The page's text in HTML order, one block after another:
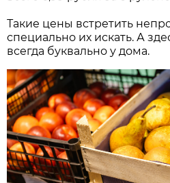
Такие цены встретить
специально их искать. А
всегда буквально у дома.